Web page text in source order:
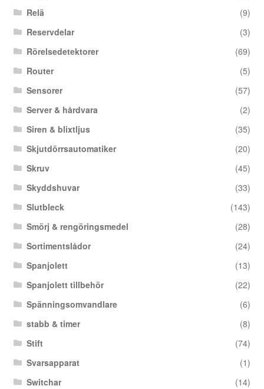
Relä
(9)
Reservdelar
(3)
Rörelsedetektorer
(69)
Router
(5)
Sensorer
(57)
Server & hårdvara
(2)
Siren & blixtljus
(35)
Skjutdörrsautomatiker
(20)
Skruv
(45)
Skyddshuvar
(33)
Slutbleck
(143)
Smörj & rengöringsmedel
(28)
Sortimentslådor
(24)
Spanjolett
(13)
Spanjolett tillbehör
(22)
Spänningsomvandlare
(6)
stabb & timer
(8)
Stift
(74)
Svarsapparat
(1)
Switchar
(14)